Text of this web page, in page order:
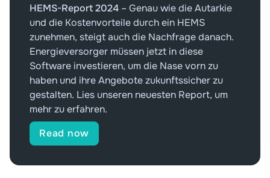
HEMS-Report 2024 – Genau wie die Autarkie
und die Kostenvorteile durch ein HEMS
zunehmen, steigt auch die Nachfrage danach.
Energieversorger müssen jetzt in diese
Software investieren, um die Nase vorn zu
haben und ihre Angebote zukunftssicher zu
gestalten. Lies unseren neuesten Report, um
mehr zu erfahren.
Read now